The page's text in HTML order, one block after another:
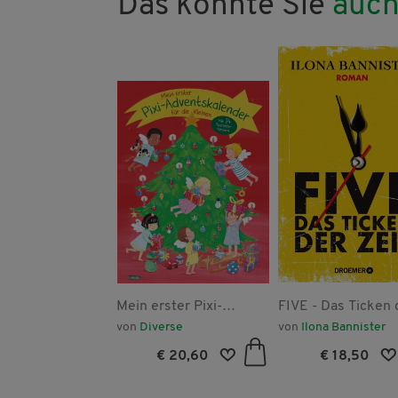
Das könnte Sie
Mein erster Pixi-
Adventskalender für
die Kleinen - mit 24
Pappbilderbüchern -
von Diverse
€ 20,60
FIVE - Das Ticken
Zeit
von Ilona Bannister
€ 18,50